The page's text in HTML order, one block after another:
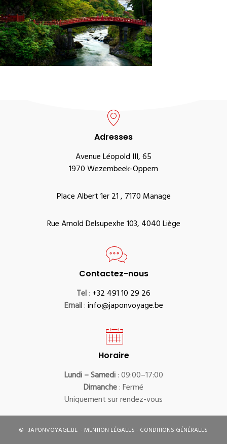
Adresses
Avenue Léopold III, 65
1970 Wezembeek-Oppem
Place Albert 1er 21 , 7170 Manage
Rue Arnold Delsupexhe 103, 4040 Liège
Contactez-nous
Tel: +32 491 10 29 26
Email:info@japonvoyage.be
Horaire
Lundi – Samedi: 09:00–17:00
Dimanche: Fermé
Uniquement sur rendez-vous
© JAPONVOYAGE.BE -MENTION LÉGALES-CONDITIONS GÉNÉRALES